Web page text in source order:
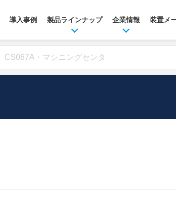
導入事例 製品ラインナップ 企業情報 装置メ